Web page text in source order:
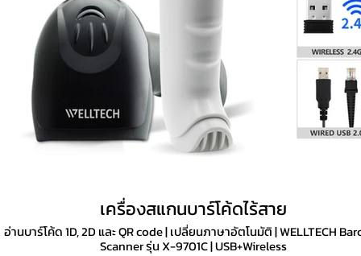
เครื่องสแกนบาร์โค้ดไร้สาย
อ่านบาร์โค้ด 1D, 2D และ QR code | เปลี่ยนภาษาอัตโนมัติ | WELLTECH
Scanner รุ่น X-9701C | USB+Wireless